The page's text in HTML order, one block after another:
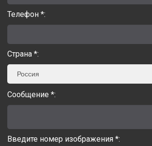
Телефон *:
Страна *:
Россия
Сообщение *:
Введите номер изображения *: